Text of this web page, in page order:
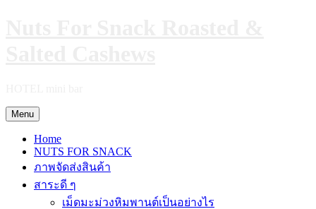
Menu
Home
NUTS FOR SNACK
ภาพจัดส่งสินค้า
สาระดี ๆ
เม็ดมะม่วงหิมพานต์เป็นอย่างไร